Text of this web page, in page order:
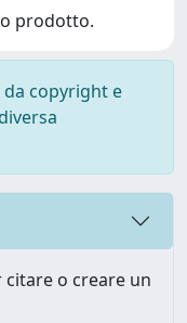
prodotto.
copyright e
o creare un